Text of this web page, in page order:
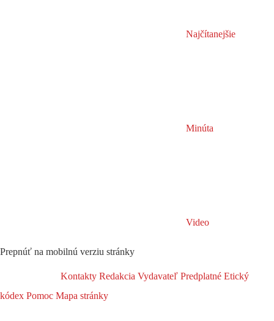
Najčítanejšie
Minúta
Video
Prepnúť na mobilnú verziu stránky
Kontakty Redakcia Vydavateľ Predplatné Etický
kódex Pomoc Mapa stránky